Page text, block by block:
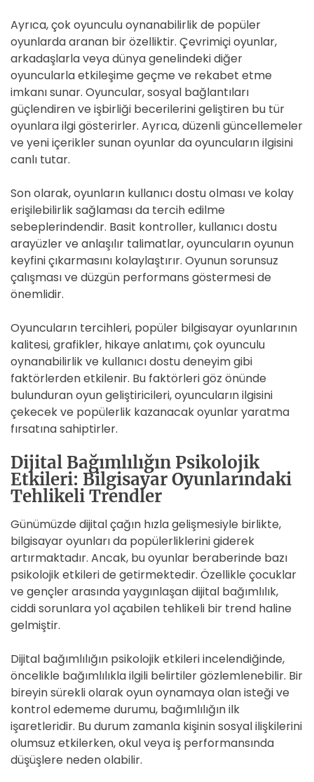
Ayrıca, çok oyunculu oynanabilirlik de popüler
oyunlarda aranan bir özelliktir. Çevrimiçi oyunlar,
arkadaşlarla veya dünya genelindeki diğer
oyuncularla etkileşime geçme ve rekabet etme
imkanı sunar. Oyuncular, sosyal bağlantıları
güçlendiren ve işbirliği becerilerini geliştiren bu tür
oyunlara ilgi gösterirler. Ayrıca, düzenli güncellemeler
ve yeni içerikler sunan oyunlar da oyuncuların ilgisini
canlı tutar.
Son olarak, oyunların kullanıcı dostu olması ve kolay
erişilebilirlik sağlaması da tercih edilme
sebeplerindendir. Basit kontroller, kullanıcı dostu
arayüzler ve anlaşılır talimatlar, oyuncuların oyunun
keyfini çıkarmasını kolaylaştırır. Oyunun sorunsuz
çalışması ve düzgün performans göstermesi de
önemlidir.
Oyuncuların tercihleri, popüler bilgisayar oyunlarının
kalitesi, grafikler, hikaye anlatımı, çok oyunculu
oynanabilirlik ve kullanıcı dostu deneyim gibi
faktörlerden etkilenir. Bu faktörleri göz önünde
bulunduran oyun geliştiricileri, oyuncuların ilgisini
çekecek ve popülerlik kazanacak oyunlar yaratma
fırsatına sahiptirler.
Dijital Bağımlılığın Psikolojik
Etkileri: Bilgisayar Oyunlarındaki
Tehlikeli Trendler
Günümüzde dijital çağın hızla gelişmesiyle birlikte,
bilgisayar oyunları da popülerliklerini giderek
artırmaktadır. Ancak, bu oyunlar beraberinde bazı
psikolojik etkileri de getirmektedir. Özellikle çocuklar
ve gençler arasında yaygınlaşan dijital bağımlılık,
ciddi sorunlara yol açabilen tehlikeli bir trend haline
gelmiştir.
Dijital bağımlılığın psikolojik etkileri incelendiğinde,
öncelikle bağımlılıkla ilgili belirtiler gözlemlenebilir. Bir
bireyin sürekli olarak oyun oynamaya olan isteği ve
kontrol edememe durumu, bağımlılığın ilk
işaretleridir. Bu durum zamanla kişinin sosyal ilişkilerini
olumsuz etkilerken, okul veya iş performansında
düşüşlere neden olabilir.